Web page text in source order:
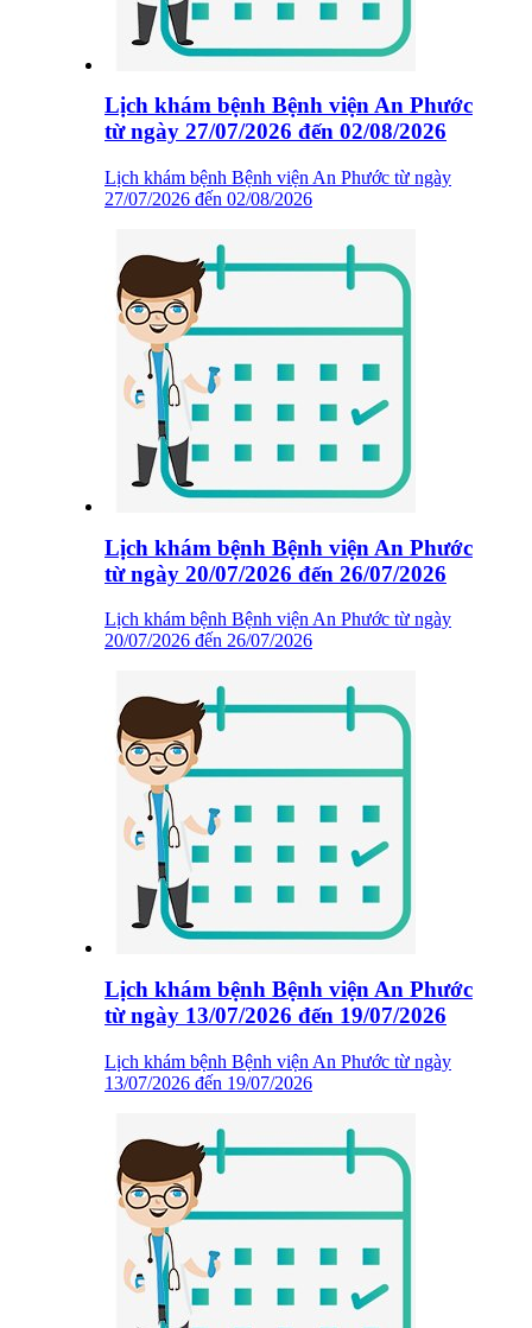
Lịch khám bệnh Bệnh viện An Phước
từ ngày 27/07/2026 đến 02/08/2026
Lịch khám bệnh Bệnh viện An Phước từ ngày
27/07/2026 đến 02/08/2026
Lịch khám bệnh Bệnh viện An Phước
từ ngày 20/07/2026 đến 26/07/2026
Lịch khám bệnh Bệnh viện An Phước từ ngày
20/07/2026 đến 26/07/2026
Lịch khám bệnh Bệnh viện An Phước
từ ngày 13/07/2026 đến 19/07/2026
Lịch khám bệnh Bệnh viện An Phước từ ngày
13/07/2026 đến 19/07/2026